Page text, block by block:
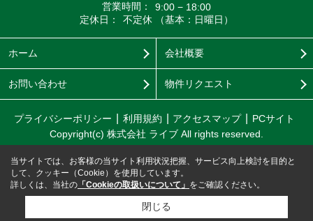
営業時間：
9:00 − 18:00
定休日：
不定休 （基本：日曜日）
ホーム 会社概要
お問い合わせ 物件リクエスト
プライバシーポリシー 利用規約 アクセスマップ
PCサイト
Copyright(c) 株式会社 ライブ All rights reserved.
当サイトでは、お客様の当サイト利用状況把握、サービス向上検討を目的と
して、クッキー（Cookie）を使用しています。
詳しくは、当社の 「Cookieの取扱いについて」 をご確認ください。
閉じる